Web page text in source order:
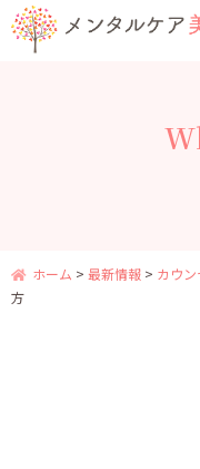
ホーム > 最新情報 > カウ
方